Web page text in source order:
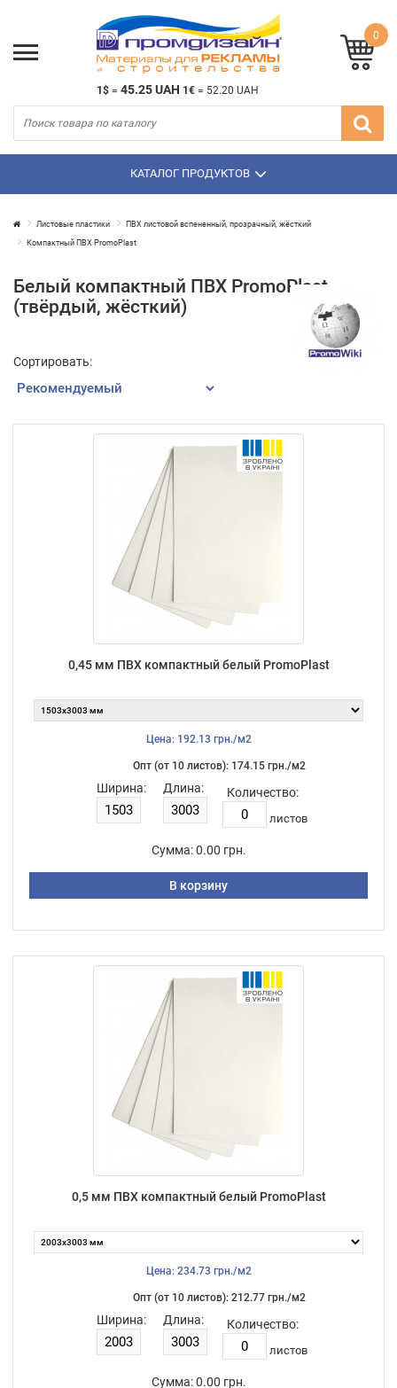
1$ = 45.25 UAH 1€ = 52.20 UAH
0
КАТАЛОГ ПРОДУКТОВ
Листовые пластики ПВХ листовой вспененный, прозрачный, жёсткий
Компактный ПВХ PromoPlast
Белый компактный ПВХ PromoPlast
(твёрдый, жёсткий)
Сортировать:
0,45 мм ПВХ компактный белый PromoPlast
Цена: 192.13 грн./м2
Опт (от 10 листов): 174.15 грн./м2
Ширина: Длина: Количество:
листов
Сумма: 0.00 грн.
В корзину
0,5 мм ПВХ компактный белый PromoPlast
Цена: 234.73 грн./м2
Опт (от 10 листов): 212.77 грн./м2
Ширина: Длина: Количество:
листов
Сумма: 0.00 грн.